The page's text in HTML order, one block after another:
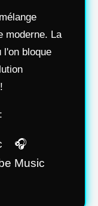
mélange
moderne. La
l'on bloque
🎧
Music